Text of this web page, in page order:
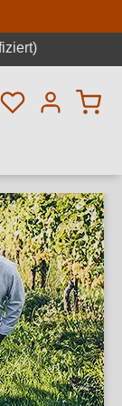
Du hast 0